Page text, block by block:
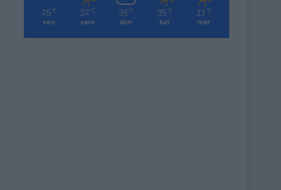
25 ℃
ven
32 ℃
sam
35 ℃
dim
35 ℃
lun
33 ℃
mar